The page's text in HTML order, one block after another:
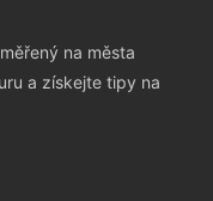
na města
a získejte tipy na